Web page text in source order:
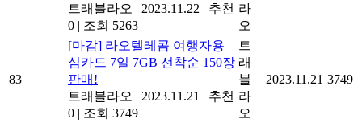
트래블라오 | 2023.11.22 | 추천
0 | 조회 5263
라
오
83
[마감] 라오텔레콤 여행자용
심카드 7일 7GB 선착순 150장
판매!
트래블라오 | 2023.11.21 | 추천
0 | 조회 3749
트
래
블
라
오
2023.11.21 3749